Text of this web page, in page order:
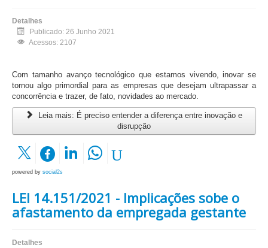
Detalhes
Publicado: 26 Junho 2021
Acessos: 2107
Com tamanho avanço tecnológico que estamos vivendo, inovar se
tornou algo primordial para as empresas que desejam ultrapassar a
concorrência e trazer, de fato, novidades ao mercado.
Leia mais: É preciso entender a diferença entre inovação e
disrupção
powered by social2s
LEI 14.151/2021 - Implicações sobe o
afastamento da empregada gestante
Detalhes